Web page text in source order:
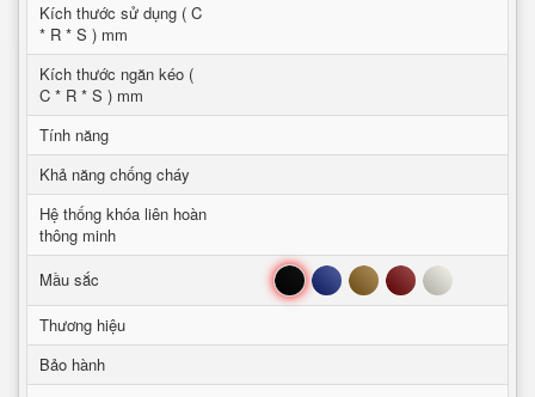
Kích thước sử dụng ( C
* R * S ) mm
Kích thước ngăn kéo (
C * R * S ) mm
Tính năng
Khả năng chống cháy
Hệ thống khóa liên hoàn
thông minh
Mầu sắc
Đen Xanh Nâu Đỏ Trắng
Thương hiệu
Bảo hành